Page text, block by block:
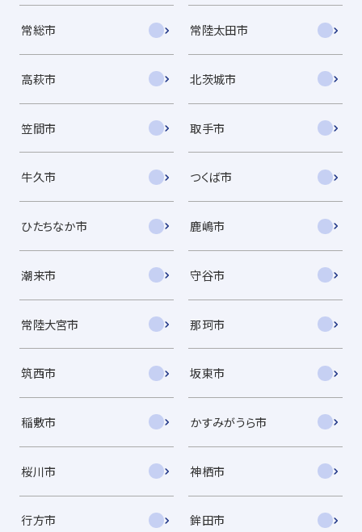
常総市 常陸太田市
高萩市 北茨城市
笠間市 取手市
牛久市 つくば市
ひたちなか市 鹿嶋市
潮来市 守谷市
常陸大宮市 那珂市
筑西市 坂東市
稲敷市 かすみがうら市
桜川市 神栖市
行方市 鉾田市